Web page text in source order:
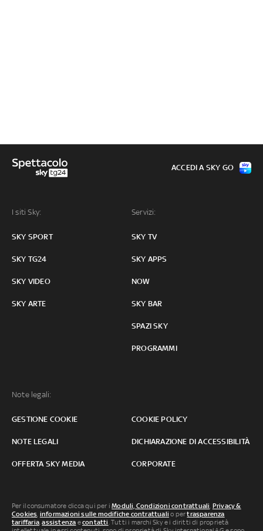
I siti Sky:
SKY SPORT
SKY TG24
SKY VIDEO
SKY ARTE
Servizi:
SKY TV
SKY APPS
NOW
SKY BAR
SPAZI SKY
PROGRAMMI
Note legali:
GESTIONE COOKIE COOKIE POLICY
NOTE LEGALI DICHIARAZIONE DI ACCESSIBILITÀ
OFFERTA SKY MEDIA CORPORATE
ACCEDI A SKY GO
Per il consumatore clicca qui per iModuli, Condizioni contrattuali, Privacy &
Cookies, informazioni sulle modifiche contrattuali o pertrasparenza
tariffaria,assistenza econtatti. Tutti i marchi Sky e i diritti di proprietà